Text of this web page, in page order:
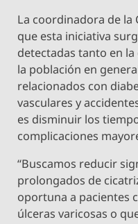
La coordinadora de la
que esta iniciativa
detectadas tanto en
la población en
relacionados con
vasculares y
es disminuir los
complicaciones
“Buscamos reducir
prolongados de
oportuna a pacientes
úlceras varicosas o